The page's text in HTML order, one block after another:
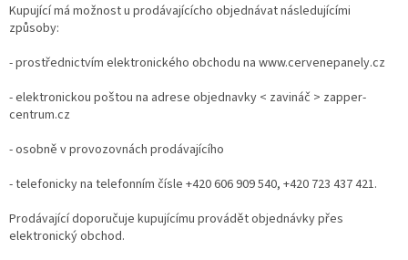
Kupující má možnost u prodávajícícho objednávat následujícími
způsoby:
- prostřednictvím elektronického obchodu na www.cervenepanely.cz
- elektronickou poštou na adrese objednavky < zavináč > zapper-
centrum.cz
- osobně v provozovnách prodávajícího
- telefonicky na telefonním čísle +420 606 909 540, +420 723 437 421.
Prodávající doporučuje kupujícímu provádět objednávky přes
elektronický obchod.